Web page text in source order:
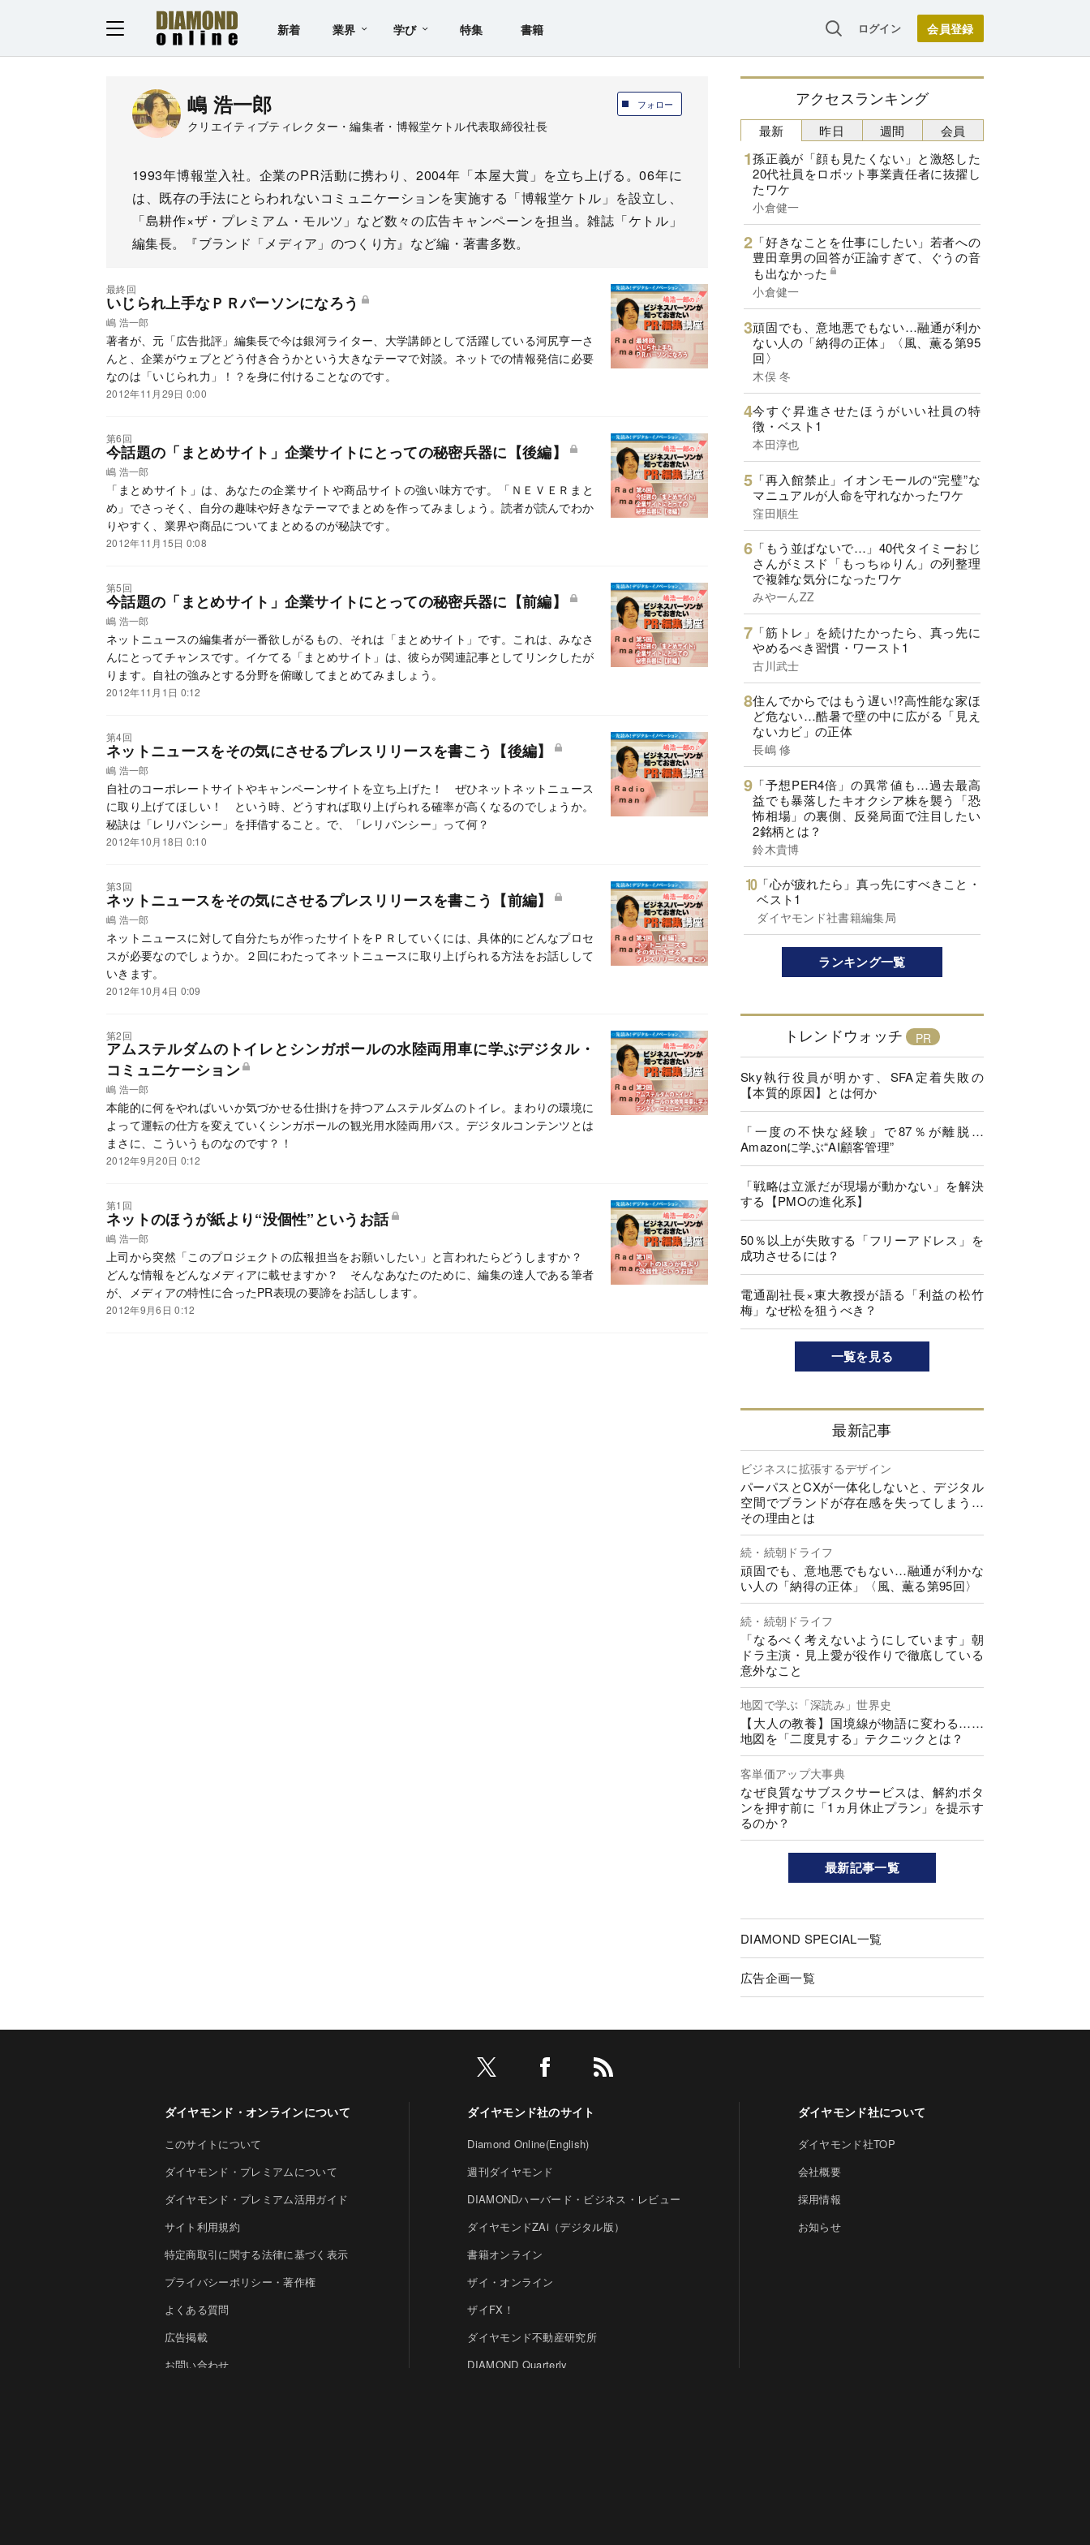
新着 業界 学び 特集 書籍 ログイン
フォロー
嶋 浩一郎
クリエイティブティレクター・編集者・博報堂ケトル代表取締役社長
1993年博報堂入社。企業のPR活動に携わり、2004年「本屋大賞」を立ち上げる。06年に
は、既存の手法にとらわれないコミュニケーションを実施する「博報堂ケトル」を設立し、
「島耕作×ザ・プレミアム・モルツ」など数々の広告キャンペーンを担当。雑誌「ケトル」
編集長。『ブランド「メディア」のつくり方』など編・著書多数。
最終回
いじられ上手なＰＲパーソンになろう
嶋 浩一郎
著者が、元「広告批評」編集長で今は銀河ライター、大学講師として活躍している河尻亨一さ
んと、企業がウェブとどう付き合うかという大きなテーマで対談。ネットでの情報発信に必要
なのは「いじられ力」！？を身に付けることなのです。
2012年11月29日 0:00
第6回
今話題の「まとめサイト」企業サイトにとっての秘密兵器に【後編】
嶋 浩一郎
「まとめサイト」は、あなたの企業サイトや商品サイトの強い味方です。「ＮＥＶＥＲまと
め」でさっそく、自分の趣味や好きなテーマでまとめを作ってみましょう。読者が読んでわか
りやすく、業界や商品についてまとめるのが秘訣です。
2012年11月15日 0:08
第5回
今話題の「まとめサイト」企業サイトにとっての秘密兵器に【前編】
嶋 浩一郎
ネットニュースの編集者が一番欲しがるもの、それは「まとめサイト」です。これは、みなさ
んにとってチャンスです。イケてる「まとめサイト」は、彼らが関連記事としてリンクしたが
ります。自社の強みとする分野を俯瞰してまとめてみましょう。
2012年11月1日 0:12
第4回
ネットニュースをその気にさせるプレスリリースを書こう【後編】
嶋 浩一郎
自社のコーポレートサイトやキャンペーンサイトを立ち上げた！ ぜひネットネットニュース
に取り上げてほしい！ という時、どうすれば取り上げられる確率が高くなるのでしょうか。
秘訣は「レリバンシー」を拝借すること。で、「レリバンシー」って何？
2012年10月18日 0:10
第3回
ネットニュースをその気にさせるプレスリリースを書こう【前編】
嶋 浩一郎
ネットニュースに対して自分たちが作ったサイトをＰＲしていくには、具体的にどんなプロセ
スが必要なのでしょうか。２回にわたってネットニュースに取り上げられる方法をお話しして
いきます。
2012年10月4日 0:09
第2回
アムステルダムのトイレとシンガポールの水陸両用車に学ぶデジタル・
コミュニケーション
嶋 浩一郎
本能的に何をやればいいか気づかせる仕掛けを持つアムステルダムのトイレ。まわりの環境に
よって運転の仕方を変えていくシンガポールの観光用水陸両用バス。デジタルコンテンツとは
まさに、こういうものなのです？！
2012年9月20日 0:12
第1回
ネットのほうが紙より“没個性”というお話
嶋 浩一郎
上司から突然「このプロジェクトの広報担当をお願いしたい」と言われたらどうしますか？
どんな情報をどんなメディアに載せますか？ そんなあなたのために、編集の達人である筆者
が、メディアの特性に合ったPR表現の要諦をお話しします。
2012年9月6日 0:12
アクセスランキング
最新
孫正義が「顔も見たくない」と激怒した
20代社員をロボット事業責任者に抜擢し
たワケ
小倉健一
「好きなことを仕事にしたい」若者への
豊田章男の回答が正論すぎて、ぐうの音
も出なかった
小倉健一
頑固でも、意地悪でもない…融通が利か
ない人の「納得の正体」〈風、薫る第95
回〉
木俣 冬
今すぐ昇進させたほうがいい社員の特
徴・ベスト1
本田淳也
「再入館禁止」イオンモールの“完璧”な
マニュアルが人命を守れなかったワケ
窪田順生
「もう並ばないで…」40代タイミーおじ
さんがミスド「もっちゅりん」の列整理
で複雑な気分になったワケ
みやーんZZ
「筋トレ」を続けたかったら、真っ先に
やめるべき習慣・ワースト1
古川武士
住んでからではもう遅い!?高性能な家ほ
ど危ない…酷暑で壁の中に広がる「見え
ないカビ」の正体
長嶋 修
「予想PER4倍」の異常値も…過去最高
益でも暴落したキオクシア株を襲う「恐
怖相場」の裏側、反発局面で注目したい
2銘柄とは？
鈴木貴博
「心が疲れたら」真っ先にすべきこと・
ベスト1
ダイヤモンド社書籍編集局
昨日 週間 会員
ランキング一覧
トレンドウォッチ
Sky執行役員が明かす、SFA定着失敗の
【本質的原因】とは何か
「一度の不快な経験」で87％が離脱…
Amazonに学ぶ“AI顧客管理”
「戦略は立派だが現場が動かない」を解決
する【PMOの進化系】
50％以上が失敗する「フリーアドレス」を
成功させるには？
電通副社長×東大教授が語る「利益の松竹
梅」なぜ松を狙うべき？
一覧を見る
最新記事
ビジネスに拡張するデザイン
パーパスとCXが一体化しないと、デジタル
空間でブランドが存在感を失ってしまう…
その理由とは
続・続朝ドライフ
頑固でも、意地悪でもない…融通が利かな
い人の「納得の正体」〈風、薫る第95回〉
続・続朝ドライフ
「なるべく考えないようにしています」朝
ドラ主演・見上愛が役作りで徹底している
意外なこと
地図で学ぶ「深読み」世界史
【大人の教養】国境線が物語に変わる……
地図を「二度見する」テクニックとは？
客単価アップ大事典
なぜ良質なサブスクサービスは、解約ボタ
ンを押す前に「1ヵ月休止プラン」を提示す
るのか？
最新記事一覧
DIAMOND SPECIAL一覧
広告企画一覧
ダイヤモンド・オンラインについて
このサイトについて
ダイヤモンド・プレミアムについて
ダイヤモンド・プレミアム活用ガイド
サイト利用規約
特定商取引に関する法律に基づく表示
プライバシーポリシー・著作権
よくある質問
広告掲載
お問い合わせ
ダイヤモンド社のサイト
Diamond Online(English)
週刊ダイヤモンド
DIAMONDハーバード・ビジネス・レビュー
ダイヤモンドZAi（デジタル版）
書籍オンライン
ザイ・オンライン
ザイFX！
ダイヤモンド不動産研究所
DIAMOND Quarterly
ダイヤモンド社について
ダイヤモンド社TOP
会社概要
採用情報
お知らせ